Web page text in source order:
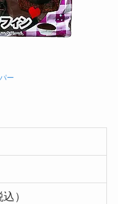
ー
）